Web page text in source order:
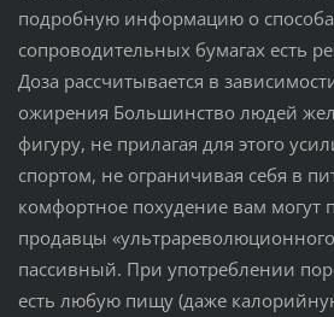
подробную информацию о
сопроводительных бумагах есть
Доза рассчитывается в
ожирения Большинство людей
фигуру, не прилагая для этого
спортом, не ограничивая себя в
комфортное похудение вам могут
продавцы
пассивный. При употреблении
есть любую пищу (даже